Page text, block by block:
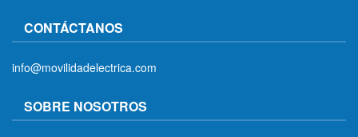
CONTÁCTANOS
info@movilidadelectrica.com
SOBRE NOSOTROS